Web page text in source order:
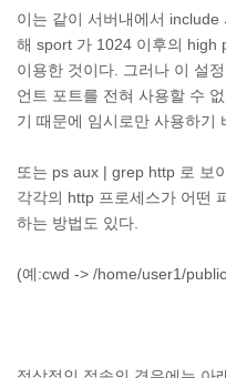
이는 같이 서버내에서
해 sport 가 1024 이후의 high
이용한 것이다. 그러나 이 설
언트 포트를 전혀 사용할 수
기 때문에 임시로만 사용하기
또는 ps aux | grep http 로 보
각각의 http 프로세스가 어떤
하는 방법도 있다.
(예:cwd -> /home/user1/